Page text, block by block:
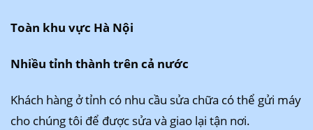
Toàn khu vực Hà Nội
Nhiều tỉnh thành trên cả nước
Khách hàng ở tỉnh có nhu cầu sửa chữa có thể gửi máy
cho chúng tôi để được sửa và giao lại tận nơi.